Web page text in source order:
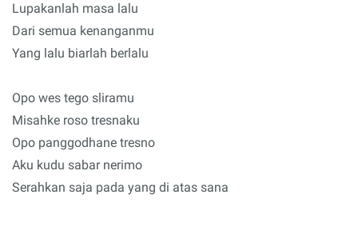
Lupakanlah masa lalu
Dari semua kenanganmu
Yang lalu biarlah berlalu
Opo wes tego sliramu
Misahke roso tresnaku
Opo panggodhane tresno
Aku kudu sabar nerimo
Serahkan saja pada yang di atas sana